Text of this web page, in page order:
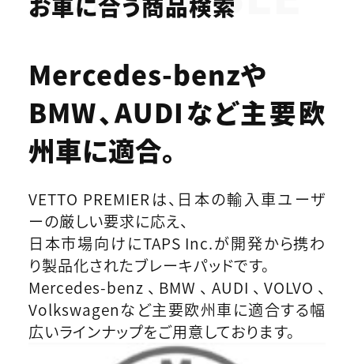
Mercedes-benzや
BMW、AUDIなど主要欧
州車に適合。
VETTO PREMIERは、日本の輸入車ユーザ
ーの厳しい要求に応え、
日本市場向けにTAPS Inc.が開発から携わ
り製品化されたブレーキパッドです。
Mercedes-benz、BMW、AUDI、VOLVO、
Volkswagenなど主要欧州車に適合する幅
広いラインナップをご用意しております。